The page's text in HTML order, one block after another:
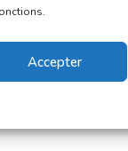
Accepter